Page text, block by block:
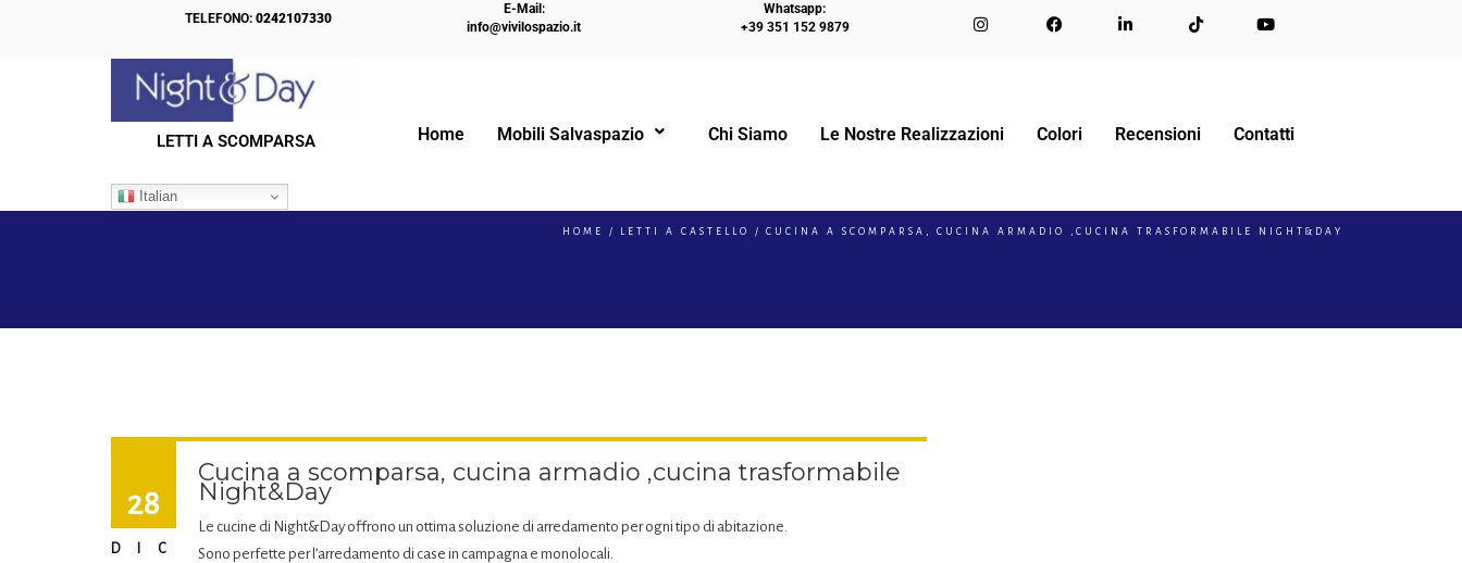
TELEFONO:0242107330
E-Mail:
info@vivilospazio.it
Whatsapp:
+39 351 152 9879
LETTI A SCOMPARSA
Italian
Home Mobili Salvaspazio Chi Siamo Le Nostre Realizzazioni Colori Recensioni Contatti
IL NOSTRO BLOG!
HOME LETTI A CASTELLO CUCINA A SCOMPARSA, CUCINA ARMADIO ,CUCINA TRASFORMABILE NIGHT&DAY
28
DIC
Cucina a scomparsa, cucina armadio ,cucina trasformabile
Night&Day
Le cucine di Night&Day offrono un ottima soluzione di arredamento per ogni tipo di abitazione.
Sono perfette per l’arredamento di case in campagna e monolocali.